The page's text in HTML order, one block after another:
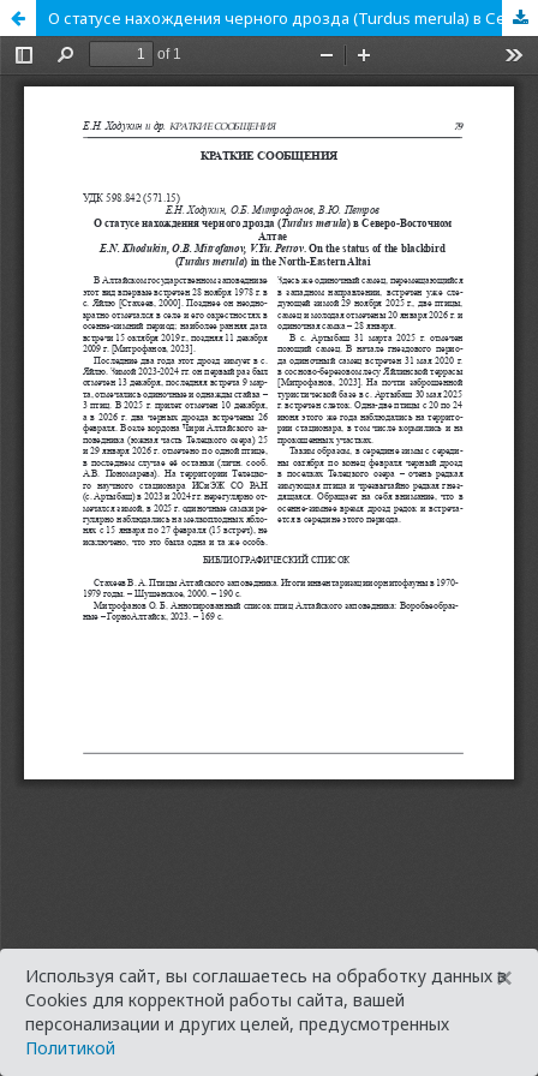
О статусе нахождения черного дрозда (Turdus merula) в Северо-Восточном Алтае
Используя сайт, вы соглашаетесь на обработку данных в
Cookies для корректной работы сайта, вашей
персонализации и других целей, предусмотренных
Политикой
×